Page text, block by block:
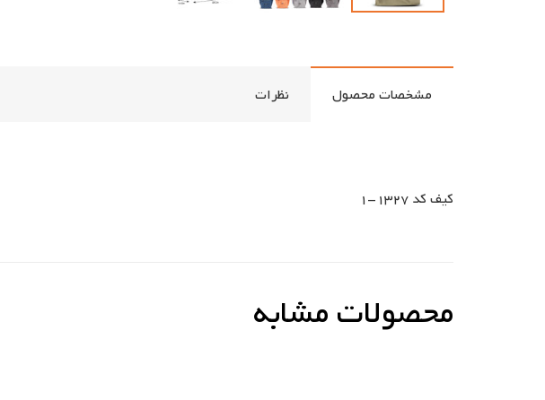
مشخصات محصول نظرات
کیف کد 1327-1
محصولات مشابه